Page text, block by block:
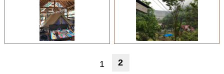
1 2